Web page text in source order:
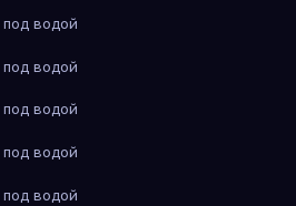
водой
водой
водой
водой
водой